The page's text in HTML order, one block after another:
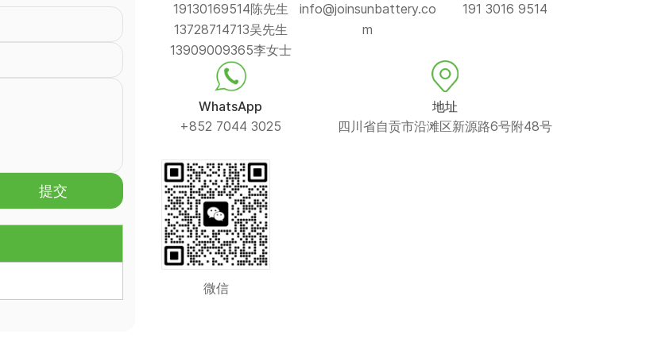
19130169514陈先生
13728714713吴先生
13909009365李女士
info@joinsunbattery.co
m
191 3016 9514
WhatsApp
+852 7044 3025
地址
四川省自贡市沿滩区新源路6号附48号
微信